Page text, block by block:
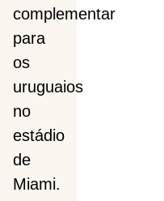
complementar
para
os
uruguaios
no
estádio
de
Miami.